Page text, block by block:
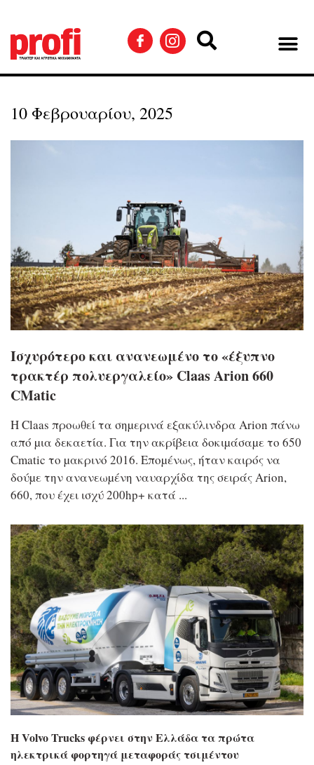
10 Φεβρουαρίου, 2025
Ισχυρότερο και ανανεωμένο το «έξυπνο
τρακτέρ πολυεργαλείο» Claas Arion 660
CMatic
Η Claas προωθεί τα σηµερινά εξακύλινδρα Arion πάνω
από µια δεκαετία. Για την ακρίβεια δοκιµάσαµε το 650
Cmatic το µακρινό 2016. Εποµένως, ήταν καιρός να
δούµε την ανανεωµένη ναυαρχίδα της σειράς Arion,
660, που έχει ισχύ 200hp+ κατά ...
Η Volvo Trucks φέρνει στην Ελλάδα τα πρώτα
ηλεκτρικά φορτηγά μεταφοράς τσιμέντου